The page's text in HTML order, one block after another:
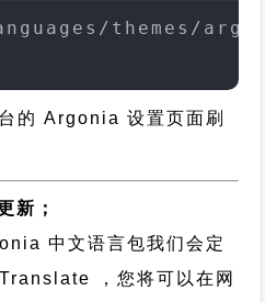
themes/
的 Argonia 设置页面刷
新；
中文语言包我们会定
，您将可以在网